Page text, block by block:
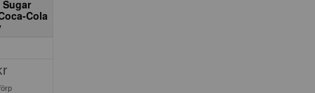
Sugar
Cola